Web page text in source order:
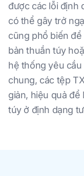
được các lỗi định
có thể gây trở
cũng phổ biến
bản thuần túy
hệ thống yêu
chung, các tệp
giản, hiệu quả để
túy ở định dạng